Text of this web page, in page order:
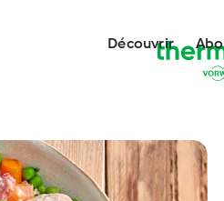
Découvrir